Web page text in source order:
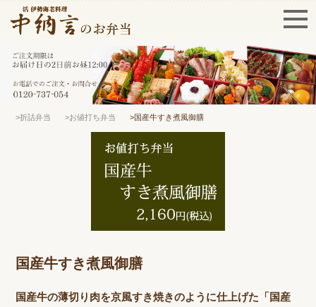
>折詰弁当 >お値打ち弁当 >国産牛すき煮風御膳
国産牛すき煮風御膳
国産牛の薄切り肉を京風すき焼きのように仕上げた「国産